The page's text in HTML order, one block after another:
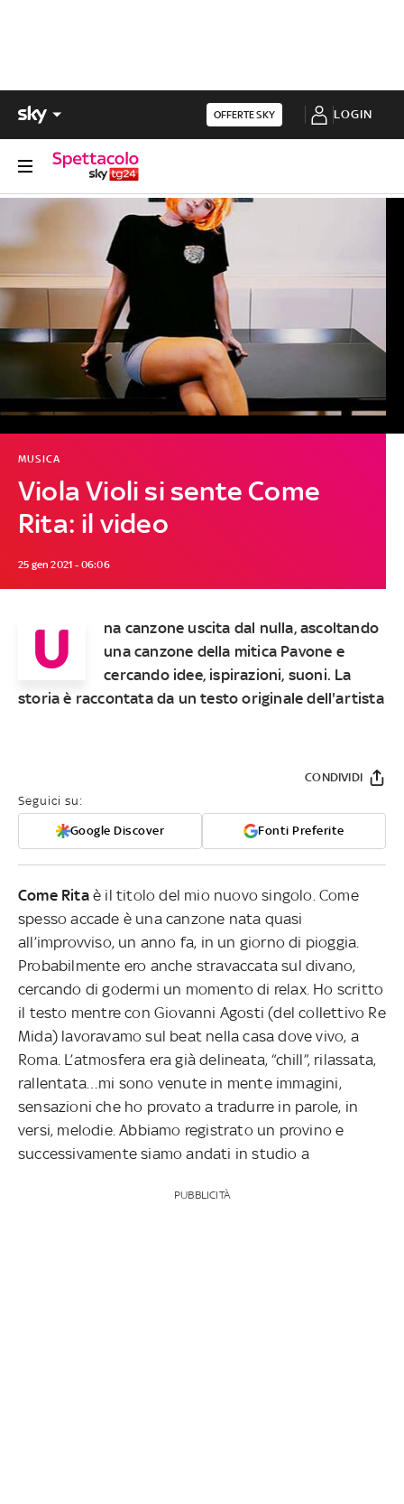
OFFERTE SKY LOGIN
Viola Violi si sente Come
Rita: il video
MUSICA
25 gen 2021 - 06:06
U
na canzone uscita dal nulla, ascoltando
una canzone della mitica Pavone e
cercando idee, ispirazioni, suoni. La
storia è raccontata da un testo originale dell'artista
Seguici su:
Google Discover Fonti Preferite
CONDIVIDI
Come Ritaè il titolo del mio nuovo singolo. Come
spesso accade è una canzone nata quasi
all’improvviso, un anno fa, in un giorno di pioggia.
Probabilmente ero anche stravaccata sul divano,
cercando di godermi un momento di relax. Ho scritto
il testo mentre con Giovanni Agosti (del collettivo Re
Mida) lavoravamo sul beat nella casa dove vivo, a
Roma. L’atmosfera era già delineata, “chill”, rilassata,
rallentata…mi sono venute in mente immagini,
sensazioni che ho provato a tradurre in parole, in
versi, melodie.Abbiamo registrato un provino e
successivamente siamo andati in studio a
PUBBLICITÀ